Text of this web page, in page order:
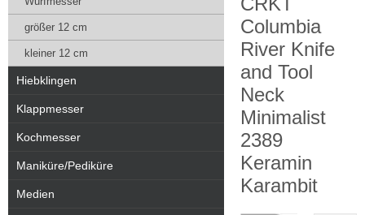
Columbia
River Knife
and Tool
Neck
Minimalist
2389
Keramin
Karambit
größer 12 cm
kleiner 12 cm
Hiebklingen
Klappmesser
Kochmesser
Maniküre/Pediküre
Medien